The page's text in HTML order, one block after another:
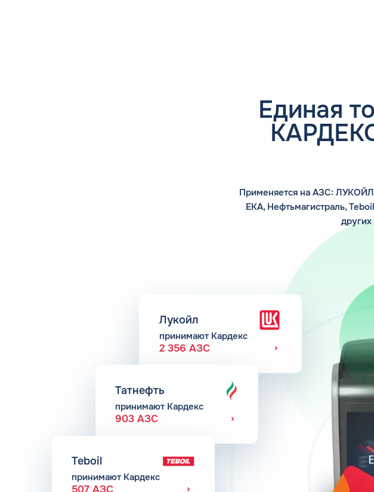
Единая
Применяется на АЗС: ЛУКОЙЛ,
ЕКА, Нефтьмагистраль,
других
Лукойл
принимают Кардекс
2 356 АЗС
Татнефть
принимают Кардекс
903 АЗС
Teboil
принимают Кардекс